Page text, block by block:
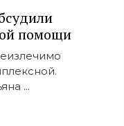
помощи
...